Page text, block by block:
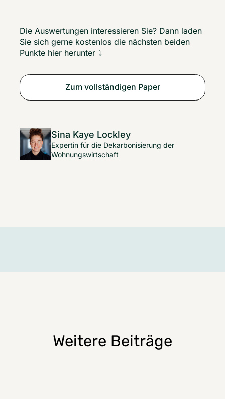
Die Auswertungen interessieren Sie? Dann laden
Sie sich gerne kostenlos die nächsten beiden
Punkte hier herunter ⤵️
Zum vollständigen Paper
Sina Kaye Lockley
Expertin für die Dekarbonisierung der
Wohnungswirtschaft
Weitere Beiträge